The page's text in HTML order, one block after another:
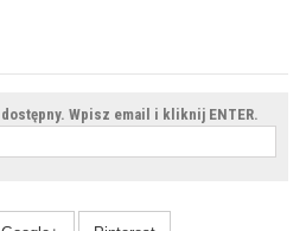
Wpisz email i kliknij ENTER.